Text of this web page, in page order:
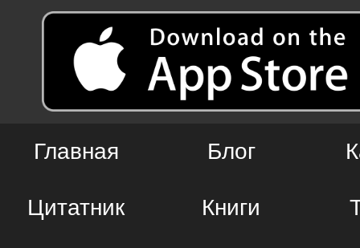
Главная Блог
Цитатник Книги